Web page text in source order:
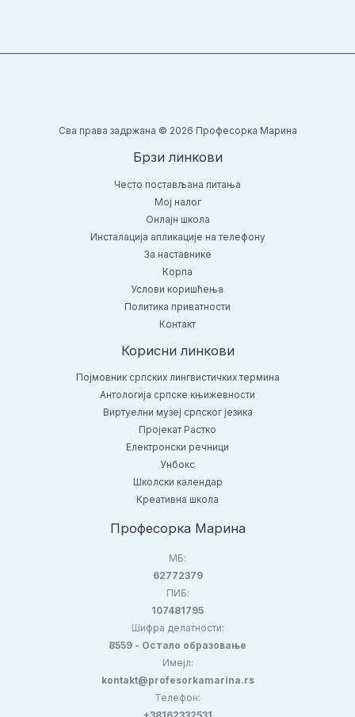
Сва права задржана © 2026 Професорка Марина
Брзи линкови
Често постављана питања
Moj налог
Онлајн школа
Инсталација апликације на телефону
За наставнике
Корпа
Услови коришћења
Политика приватности
Контакт
Корисни линкови
Појмовник српских лингвистичких термина
Антологија српске књижевности
Виртуелни музеј српског језика
Пројекат Растко
Електронски речници
Унбокс
Школски календар
Креативна школа
Професорка Марина
МБ:
62772379
ПИБ:
107481795
Шифра делатности:
8559 - Остало образовање
Имејл:
kontakt@profesorkamarina.rs
Телефон: